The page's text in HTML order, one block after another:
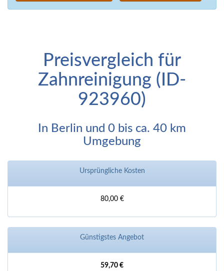
Preisvergleich für
Zahnreinigung (ID-
923960)
In Berlin und 0 bis ca. 40 km
Umgebung
Ursprüngliche Kosten
80,00 €
Günstigstes Angebot
59,70 €